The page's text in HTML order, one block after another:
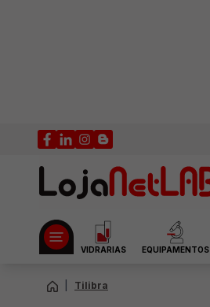
VIDRARIAS EQUIPAMENTOS
Tilibra